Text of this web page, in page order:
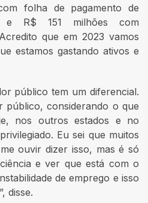
folha de pagamento de
e R$ 151 milhões com
que em 2023 vamos
estamos gastando ativos e
público tem um diferencial.
público, considerando o que
nos outros estados e no
Eu sei que muitos
ouvir dizer isso, mas é só
e ver que está com o
de emprego e isso
disse.